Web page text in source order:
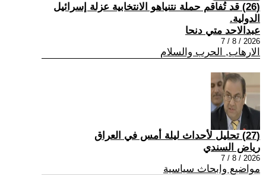
(26) قد تُفاقم حملة نتنياهو الانتخابية عزلة إسرائيل
الدولية.
عبدالاحد متي دنحا
2026 / 8 / 7
الارهاب, الحرب والسلام
(27) تحليل لأحداث ليلة أمس في العراق
رياض السندي
2026 / 8 / 7
مواضيع وابحاث سياسية